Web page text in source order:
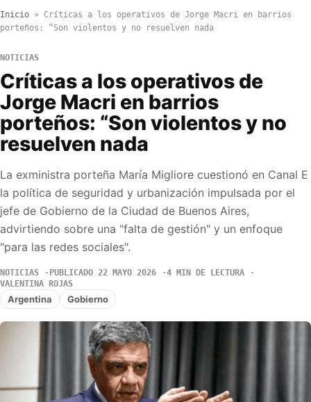
Inicio » Críticas a los operativos de Jorge Macri en barrios
porteños: “Son violentos y no resuelven nada
NOTICIAS
Críticas a los operativos de
Jorge Macri en barrios
porteños: “Son violentos y no
resuelven nada
La exministra porteña María Migliore cuestionó en Canal E
la política de seguridad y urbanización impulsada por el
jefe de Gobierno de la Ciudad de Buenos Aires,
advirtiendo sobre una "falta de gestión" y un enfoque
"para las redes sociales".
NOTICIAS PUBLICADO 22 MAYO 2026
4 MIN DE LECTURA
VALENTINA ROJAS
Argentina Gobierno